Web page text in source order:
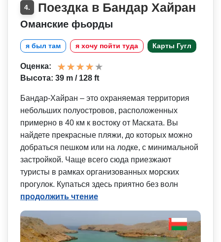
4. Поездка в Бандар Хайран
Оманские фьорды
я был там я хочу пойти туда Карты Гугл
Оценка:
Высота: 39 m / 128 ft
Бандар-Хайран – это охраняемая территория
небольших полуостровов, расположенных
примерно в 40 км к востоку от Маската. Вы
найдете прекрасные пляжи, до которых можно
добраться пешком или на лодке, с минимальной
застройкой. Чаще всего сюда приезжают
туристы в рамках организованных морских
прогулок. Купаться здесь приятно без волн
продолжить чтение